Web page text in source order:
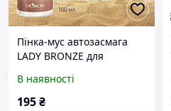
Пінка-мус автозасмага
LADY BRONZE для
Природний засіб для
швидкої засмаги
В наявності
195₴